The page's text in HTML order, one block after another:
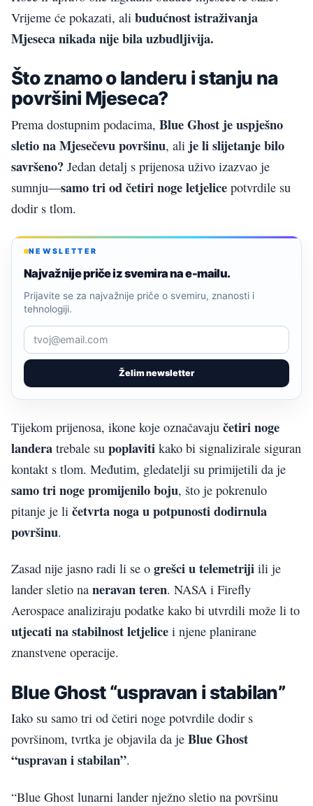
Vrijeme će pokazati, ali budućnost istraživanja
Mjeseca nikada nije bila uzbudljivija.
Što znamo o landeru i stanju na
površini Mjeseca?
Prema dostupnim podacima, Blue Ghost je uspješno
sletio na Mjesečevu površinu, ali je li slijetanje bilo
savršeno? Jedan detalj s prijenosa uživo izazvao je
sumnju—samo tri od četiri noge letjelice potvrdile su
dodir s tlom.
NEWSLETTER
Najvažnije priče iz svemira na e-mailu.
Želim newsletter
Prijavite se za najvažnije priče o svemiru, znanosti i
tehnologiji.
Tijekom prijenosa, ikone koje označavaju četiri noge
landera trebale su poplaviti kako bi signalizirale siguran
kontakt s tlom. Međutim, gledatelji su primijetili da je
samo tri noge promijenilo boju, što je pokrenulo
pitanje je li četvrta noga u potpunosti dodirnula
površinu.
Zasad nije jasno radi li se o grešci u telemetriji ili je
lander sletio na neravan teren. NASA i Firefly
Aerospace analiziraju podatke kako bi utvrdili može li to
utjecati na stabilnost letjelice i njene planirane
znanstvene operacije.
Blue Ghost “uspravan i stabilan”
Iako su samo tri od četiri noge potvrdile dodir s
površinom, tvrtka je objavila da je Blue Ghost
“uspravan i stabilan”.
“Blue Ghost lunarni lander nježno sletio na površinu